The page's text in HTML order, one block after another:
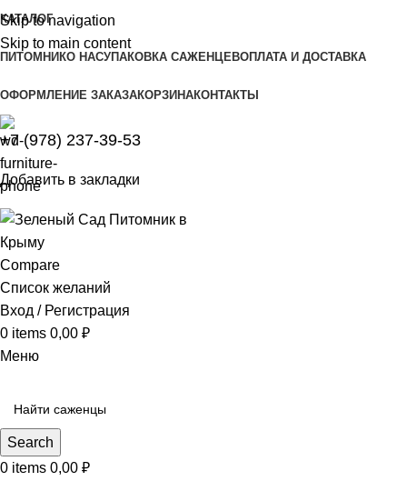
Skip to navigation
Skip to main content
КАТАЛОГ
ПИТОМНИКО НАСУПАКОВКА САЖЕНЦЕВОПЛАТА И ДОСТАВКА
ОФОРМЛЕНИЕ ЗАКАЗАКОРЗИНАКОНТАКТЫ
+7 (978) 237-39-53
Добавить в закладки
Compare
Список желаний
Вход / Регистрация
0 items 0,00 ₽
Меню
Search
0 items 0,00 ₽